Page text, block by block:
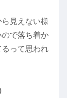
見えない様
で落ち着か
って思われ